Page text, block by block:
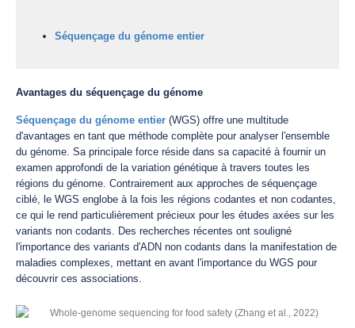
Séquençage du génome entier
Avantages du séquençage du génome
Séquençage du génome entier (WGS) offre une multitude
d'avantages en tant que méthode complète pour analyser l'ensemble
du génome. Sa principale force réside dans sa capacité à fournir un
examen approfondi de la variation génétique à travers toutes les
régions du génome. Contrairement aux approches de séquençage
ciblé, le WGS englobe à la fois les régions codantes et non codantes,
ce qui le rend particulièrement précieux pour les études axées sur les
variants non codants. Des recherches récentes ont souligné
l'importance des variants d'ADN non codants dans la manifestation de
maladies complexes, mettant en avant l'importance du WGS pour
découvrir ces associations.